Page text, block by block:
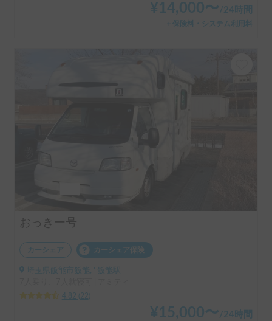
¥ 14,000〜 /24時間
＋保険料・システム利用料
おっきー号
カーシェア カーシェア保険
4.82
22
¥ 15,000〜 /24時間